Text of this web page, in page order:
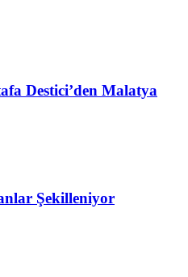
Destici’den Malatya
Şekilleniyor